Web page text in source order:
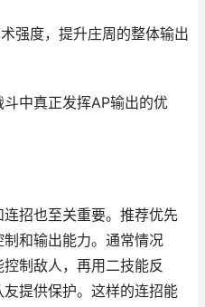
强度，提升庄周的整体输出
中真正发挥AP输出的优
招也至关重要。推荐优先
和输出能力。通常情况
制敌人，再用二技能反
提供保护。这样的连招能